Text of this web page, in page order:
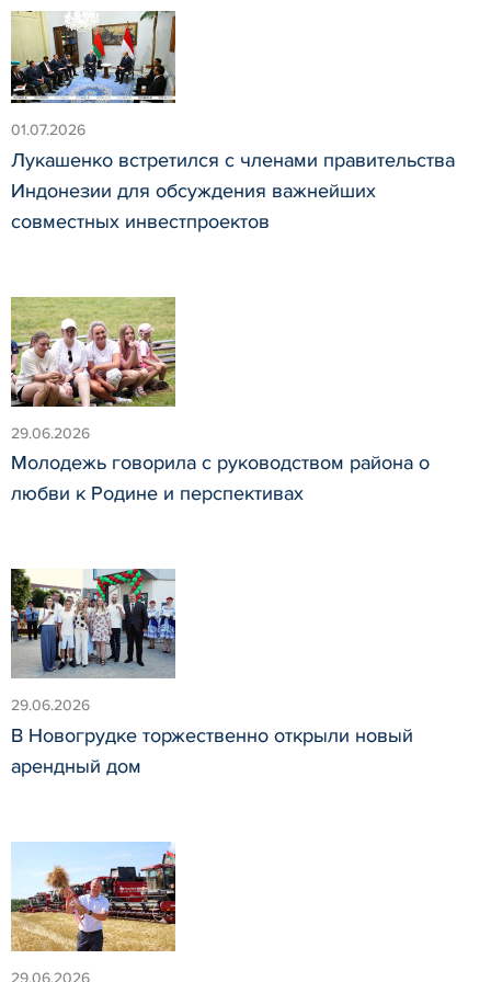
01.07.2026
Лукашенко встретился с членами правительства
Индонезии для обсуждения важнейших
совместных инвестпроектов
29.06.2026
Молодежь говорила с руководством района о
любви к Родине и перспективах
29.06.2026
В Новогрудке торжественно открыли новый
арендный дом
29.06.2026